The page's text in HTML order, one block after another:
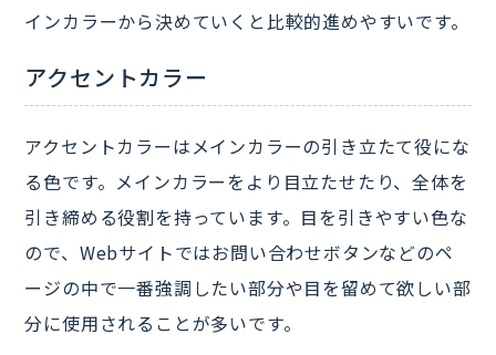
インカラーから決めていくと比較的進めやすいです。
アクセントカラー
アクセントカラーはメインカラーの引き立たて役にな
る色です。メインカラーをより目立たせたり、全体を
引き締める役割を持っています。目を引きやすい色な
ので、Webサイトではお問い合わせボタンなどのペ
ージの中で一番強調したい部分や目を留めて欲しい部
分に使用されることが多いです。